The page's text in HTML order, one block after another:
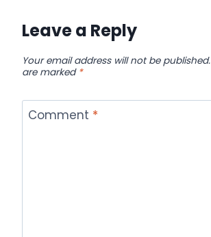
Leave a Reply
Your email address will not be published.
are marked *
Comment *